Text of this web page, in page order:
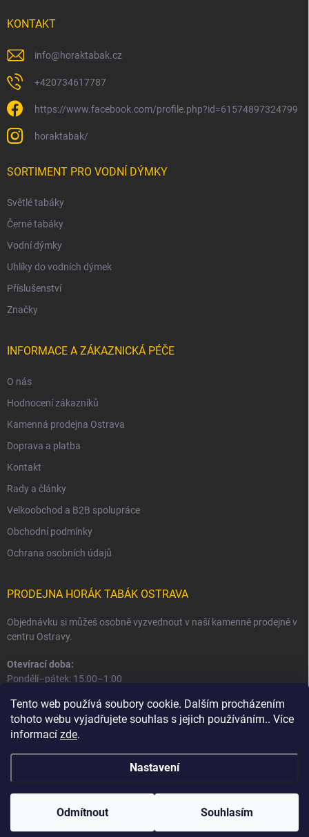
Tento web používá soubory cookie. Dalším procházením
tohoto webu vyjadřujete souhlas s jejich používáním.. Více
informací zde.
Nastavení
Odmítnout Souhlasím
KONTAKT
info@horaktabak.cz
+420734617787
https://www.facebook.com/profile.php?id=61574897324799
horaktabak/
SORTIMENT PRO VODNÍ DÝMKY
Světlé tabáky
Černé tabáky
Vodní dýmky
Uhlíky do vodních dýmek
Příslušenství
Značky
INFORMACE A ZÁKAZNICKÁ PÉČE
O nás
Hodnocení zákazníků
Kamenná prodejna Ostrava
Doprava a platba
Kontakt
Rady a články
Velkoobchod a B2B spolupráce
Obchodní podmínky
Ochrana osobních údajů
PRODEJNA HORÁK TABÁK OSTRAVA
Objednávku si můžeš osobně vyzvednout v naší kamenné prodejně v
centru Ostravy.
Otevírací doba:
Pondělí–pátek: 15:00–1:00
Informace o prodejně a osobním odběru
Copyright 2026Horák Tabák. Všechna práva vyhrazena.